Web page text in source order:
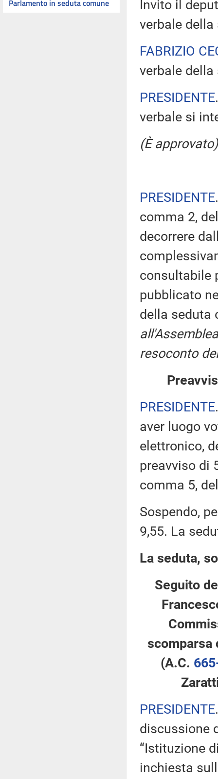
Parlamento in seduta comune
Invito il
verbale della
FABRIZIO
verbale
PRESIDENTE
verbale si
(È approvato)
PRESIDENTE
comma 2,
decorrere
consultabile
pubblicato
della seduta
resoconto
PRESIDENTE
aver luogo
elettronico,
preavviso di
comma 5,
Sospendo,
9,55. La
La seduta,
Seguito
scomparsa
(A.C.
PRESIDENTE
discussione
“Istituzione
inchiesta